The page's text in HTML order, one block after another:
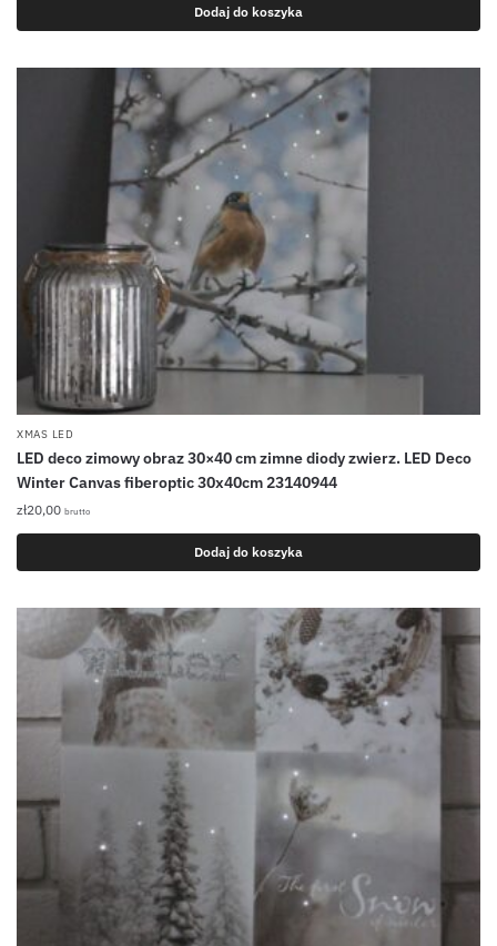
Dodaj do koszyka
XMAS LED
LED deco zimowy obraz 30×40 cm zimne diody zwierz. LED Deco
Winter Canvas fiberoptic 30x40cm 23140944
zł20,00 brutto
Dodaj do koszyka